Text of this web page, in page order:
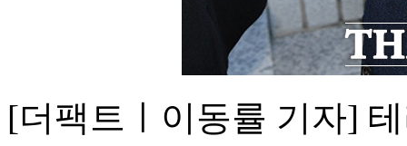
[더팩트ㅣ이동률 기자]